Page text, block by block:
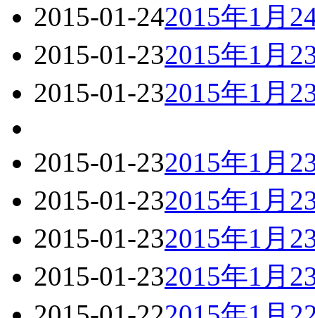
2015-01-242015年1月
2015-01-232015年1月
2015-01-232015年1月
2015-01-232015年1月
2015-01-232015年1月
2015-01-232015年1月
2015-01-232015年1月